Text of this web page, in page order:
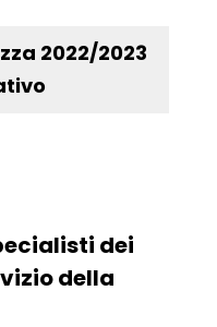
2022/2023
dei
della